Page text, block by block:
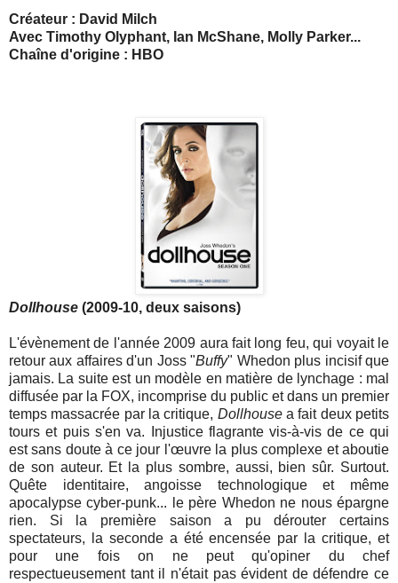
Créateur : David Milch
Avec Timothy Olyphant, Ian McShane, Molly Parker...
Chaîne d'origine : HBO
Dollhouse (2009-10, deux saisons)
L'évènement de l'année 2009 aura fait long feu, qui voyait le
retour aux affaires d'un Joss "Buffy" Whedon plus incisif que
jamais. La suite est un modèle en matière de lynchage : mal
diffusée par la FOX, incomprise du public et dans un premier
temps massacrée par la critique, Dollhousea fait deux petits
tours et puis s'en va. Injustice flagrante vis-à-vis de ce qui
est sans doute à ce jour l'œuvre la plus complexe et aboutie
de son auteur. Et la plus sombre, aussi, bien sûr. Surtout.
Quête identitaire, angoisse technologique et même
apocalypse cyber-punk... le père Whedon ne nous épargne
rien. Si la première saison a pu dérouter certains
spectateurs, la seconde a été encensée par la critique, et
pour une fois on ne peut qu'opiner du chef
respectueusement tant il n'était pas évident de défendre ce